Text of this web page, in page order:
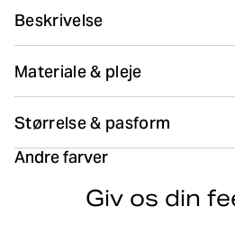
Beskrivelse
lave sneakers fremstillet i 100%
damesko har en polstret,
genanvendt polyester for ekstra
Den bløde gummisål giver
minimalistiske design med
ethvert outfit.
Materiale & pleje
Produceret i: Portugal(PT)
Må ikke bleges
Størrelse & pasform
Størrelsesguide
Andre farver
Giv os din